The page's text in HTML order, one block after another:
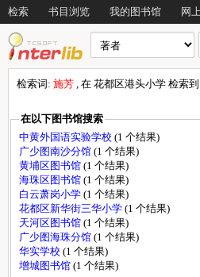
检索 书目浏览 我的图书馆 网
检索词: 施芳 , 在 花都区港头小学 检索
在以下图书馆搜索
中黄外国语实验学校 (1 个结果)
广少图南沙分馆 (1 个结果)
黄埔区图书馆 (1 个结果)
海珠区图书馆 (1 个结果)
白云萧岗小学 (1 个结果)
花都区新华街三华小学 (1 个结果)
天河区图书馆 (1 个结果)
广少图海珠分馆 (1 个结果)
华实学校 (1 个结果)
增城图书馆 (1 个结果)